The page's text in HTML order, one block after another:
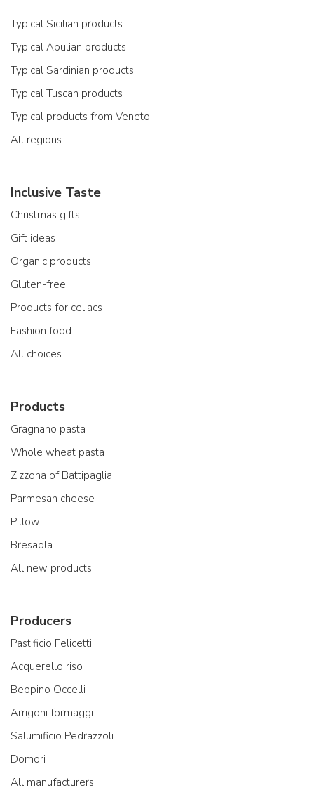
Typical Sicilian products
Typical Apulian products
Typical Sardinian products
Typical Tuscan products
Typical products from Veneto
All regions
Inclusive Taste
Christmas gifts
Gift ideas
Organic products
Gluten-free
Products for celiacs
Fashion food
All choices
Products
Gragnano pasta
Whole wheat pasta
Zizzona of Battipaglia
Parmesan cheese
Pillow
Bresaola
All new products
Producers
Pastificio Felicetti
Acquerello riso
Beppino Occelli
Arrigoni formaggi
Salumificio Pedrazzoli
Domori
All manufacturers